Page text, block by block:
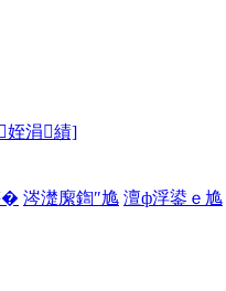
姪涓績]
� 涔濋緳鍧″尯 澶ф浮鍙ｅ尯